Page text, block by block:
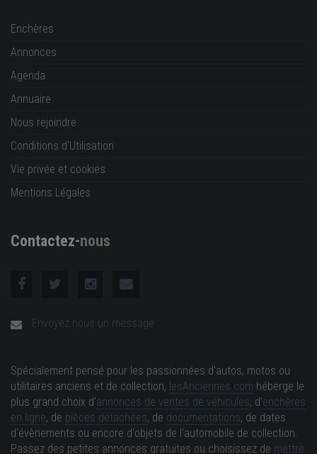
Enchères
Annonces
Agenda
Annuaire
Nous rejoindre
Conditions d'Utilisation
Vie privée et cookies
Mentions Légales
Contactez-nous
Envoyez nous un message
Spécialement pensé pour les passionnées d'autos, motos ou
utilitaires anciens et de collection, lesAnciennes.com héberge le
plus grand choix d'annonces de ventes de véhicules, d'enchères
en ligne, de pièces détachées, de documentations, de dates
d'évènements ou encore d'objets de l'automobile de collection.
Passez des petites annonces gratuites ou choisissez de mettre